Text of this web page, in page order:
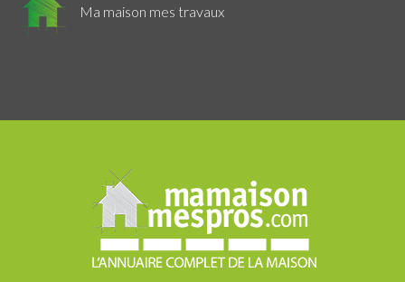
Ma maison mes travaux